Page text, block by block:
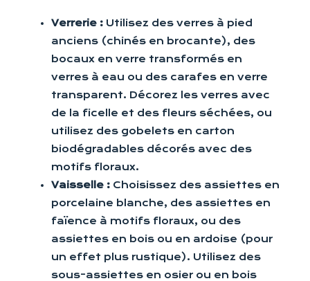
Verrerie : Utilisez des verres à pied
anciens (chinés en brocante), des
bocaux en verre transformés en
verres à eau ou des carafes en verre
transparent. Décorez les verres avec
de la ficelle et des fleurs séchées, ou
utilisez des gobelets en carton
biodégradables décorés avec des
motifs floraux.
Vaisselle : Choisissez des assiettes en
porcelaine blanche, des assiettes en
faïence à motifs floraux, ou des
assiettes en bois ou en ardoise (pour
un effet plus rustique). Utilisez des
sous-assiettes en osier ou en bois